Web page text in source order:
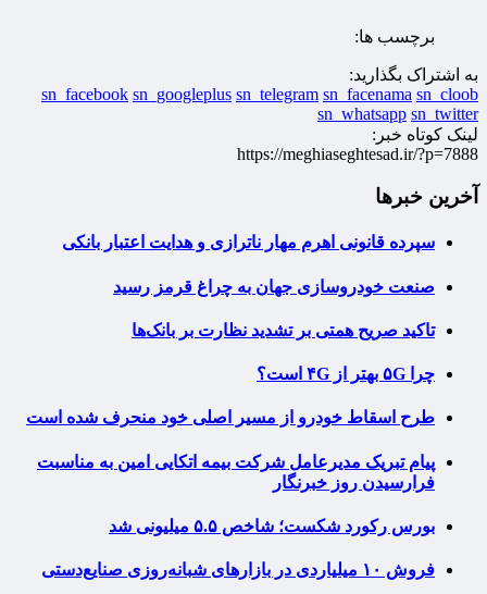
برچسب ها:
به اشتراک بگذارید:
sn_facebook sn_googleplus sn_telegram sn_facenama sn_cloob
sn_whatsapp sn_twitter
لینک کوتاه خبر:
https://meghiaseghtesad.ir/?p=7888
آخرین خبرها
سپرده قانونی اهرم مهار ناترازی و هدایت اعتبار بانکی
صنعت خودروسازی جهان به چراغ قرمز رسید
تاکید صریح همتی بر تشدید نظارت بر بانک‌ها
چرا ۵G بهتر از ۴G است؟
طرح اسقاط خودرو از مسیر اصلی خود منحرف شده است
پیام تبریک مدیرعامل شرکت بیمه اتکایی امین به مناسبت
فرارسیدن روز خبرنگار
بورس رکورد شکست؛ شاخص ۵.۵ میلیونی شد
فروش ۱۰ میلیاردی در بازارهای شبانه‌روزی صنایع‌دستی